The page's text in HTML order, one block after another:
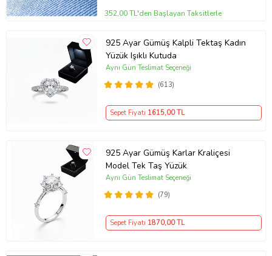
352,00 TL'den Başlayan Taksitlerle
925 Ayar Gümüş Kalpli Tektaş Kadın
Yüzük Işıklı Kutuda
(613)
Aynı Gün Teslimat Seçeneği
Sepet Fiyatı 1615,00 TL
925 Ayar Gümüş Karlar Kraliçesi
Model Tek Taş Yüzük
(79)
Aynı Gün Teslimat Seçeneği
Sepet Fiyatı 1870,00 TL